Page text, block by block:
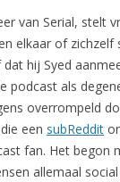
van Serial, stelt
elkaar of
hij Syed
podcast als
overrompeld
een subReddit
fan. Het begon
allemaal